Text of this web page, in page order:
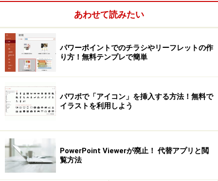
ォントの選び方や、相性のよいフォントの組み合わ
せなどのコツを紹介します。
PowerPointで文字が勝手に小さくなるときは
箇条書きを入力していたら、突然文字サイズが小さ
小さくなってしまったときの対応策を紹介します。
スライドに入力した文字の右端をぴったり揃えたい
ときには、「スペース」を使うのではなく、「タ
ブ」の機能を使います。
あわせて読みたい
パワーポイントでのチラシやリーフレットの作
り方！無料テンプレで簡単
パワポで「アイコン」を挿入する方法！無料で
イラストを利用しよう
PowerPoint Viewerが廃止！ 代替アプリと閲
覧方法